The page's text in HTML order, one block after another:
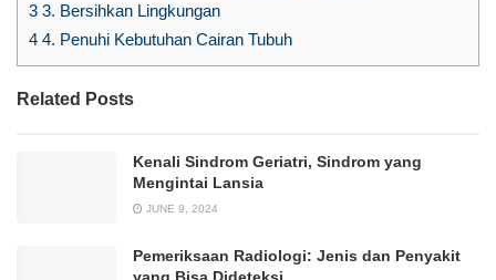
3 3. Bersihkan Lingkungan
4 4. Penuhi Kebutuhan Cairan Tubuh
Related Posts
Kenali Sindrom Geriatri, Sindrom yang
Mengintai Lansia
JUNE 9, 2024
Pemeriksaan Radiologi: Jenis dan Penyakit
yang Bisa Dideteksi